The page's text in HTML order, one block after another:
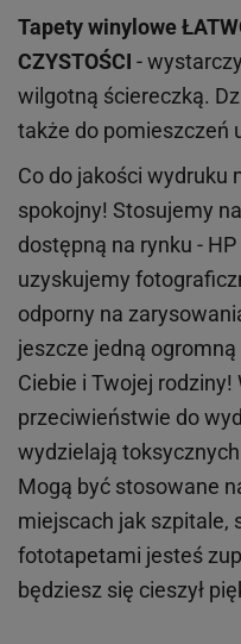
Tapety winylowe
CZYSTOŚCI -
wilgotną ściereczką.
także do pomieszczeń
Co do jakości wydruku
spokojny! Stosujemy
dostępną na rynku -
uzyskujemy
odporny na
jeszcze jedną
Ciebie i Twojej rodziny!
przeciwieństwie do
wydzielają
Mogą być stosowane
miejscach jak szpitale,
fototapetami jesteś
będziesz się cieszył